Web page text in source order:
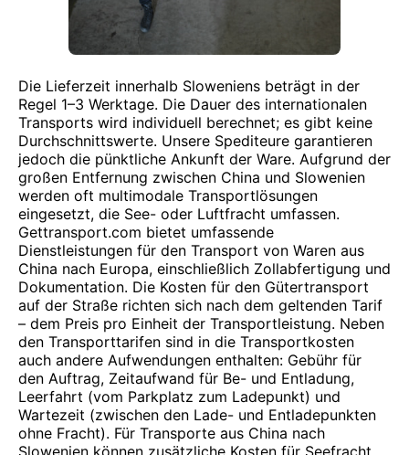
Die Lieferzeit innerhalb Sloweniens beträgt in der
Regel 1–3 Werktage. Die Dauer des internationalen
Transports wird individuell berechnet; es gibt keine
Durchschnittswerte. Unsere Spediteure garantieren
jedoch die pünktliche Ankunft der Ware. Aufgrund der
großen Entfernung zwischen China und Slowenien
werden oft multimodale Transportlösungen
eingesetzt, die See- oder Luftfracht umfassen.
Gettransport.com bietet umfassende
Dienstleistungen für den Transport von Waren aus
China nach Europa, einschließlich Zollabfertigung und
Dokumentation. Die Kosten für den Gütertransport
auf der Straße richten sich nach dem geltenden Tarif
– dem Preis pro Einheit der Transportleistung. Neben
den Transporttarifen sind in die Transportkosten
auch andere Aufwendungen enthalten: Gebühr für
den Auftrag, Zeitaufwand für Be- und Entladung,
Leerfahrt (vom Parkplatz zum Ladepunkt) und
Wartezeit (zwischen den Lade- und Entladepunkten
ohne Fracht). Für Transporte aus China nach
Slowenien können zusätzliche Kosten für Seefracht